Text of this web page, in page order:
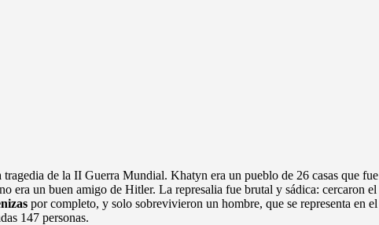
de la II Guerra Mundial. Khatyn era un pueblo de 26 casas que fue
era un buen amigo de Hitler. La represalia fue brutal y sádica: cercaron el
por completo, y solo sobrevivieron un hombre, que se representa en el
147 personas.